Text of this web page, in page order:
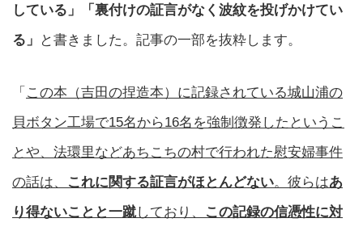
している」「裏付けの証言がなく波紋を投げかけてい
る」 と書きました。記事の一部を抜粋します。
「この本（吉田の捏造本）に記録されている城山浦の
貝ボタン工場で15名から16名を強制徴発したというこ
とや、法環里などあちこちの村で行われた慰安婦事件
の話は、 これに関する証言がほとんどない。彼らはあ
り得ないことと一蹴しており、 この記録の信憑性に対